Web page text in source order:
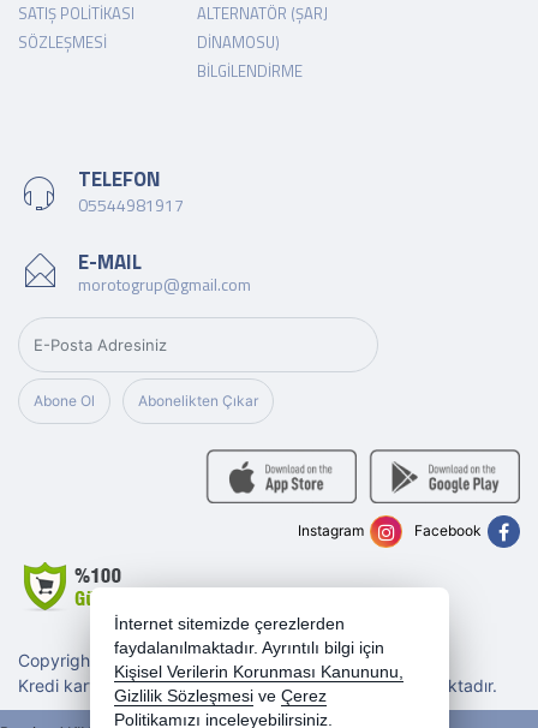
SATIŞ POLITIKASI
SÖZLEŞMESI
ALTERNATÖR (ŞARJ
DINAMOSU)
BILGILENDIRME
TELEFON
05544981917
E-MAIL
morotogrup@gmail.com
Abone Ol Abonelikten Çıkar
Copyright 2026 morotogrup.com - Tüm hakları saklıdır.
Kredi kartı bilgileriniz 256bit SSL sertifikası ile korunmaktadır.
Facebook
Instagram
İnternet sitemizde çerezlerden
faydalanılmaktadır. Ayrıntılı bilgi için
Kişisel Verilerin Korunması Kanununu,
Gizlilik Sözleşmesi ve Çerez
Politikamızı inceleyebilirsiniz.